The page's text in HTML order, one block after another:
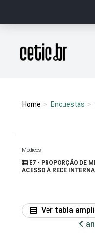
Página inicial
Home Encuestas
Médicos
E7 - PROPORÇÃO DE
ACESSO À REDE
Ver tabla